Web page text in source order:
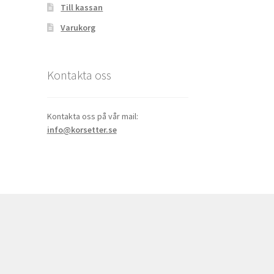
Till kassan
Varukorg
Kontakta oss
Kontakta oss på vår mail:
info@korsetter.se